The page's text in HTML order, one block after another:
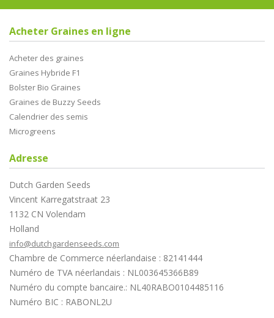
Acheter Graines en ligne
Acheter des graines
Graines Hybride F1
Bolster Bio Graines
Graines de Buzzy Seeds
Calendrier des semis
Microgreens
Adresse
Dutch Garden Seeds
Vincent Karregatstraat 23
1132 CN Volendam
Holland
info@dutchgardenseeds.com
Chambre de Commerce néerlandaise : 82141444
Numéro de TVA néerlandais : NL003645366B89
Numéro du compte bancaire.: NL40RABO0104485116
Numéro BIC : RABONL2U